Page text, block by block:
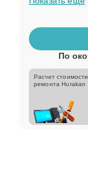
По
Расчет стоимости
ремонта Hurakan